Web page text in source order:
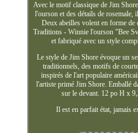
Avec le motif classique de Jim
l'ourson et des détails de rosemale,
Deux abeilles volent en forme
Traditions - Winnie l'ourson "Bee
et fabriqué avec un style
Le style de Jim Shore évoque un
traditionnels, des motifs de
inspirés de l'art populaire
l'artiste primé Jim Shore. Emballé
sur le devant. 12 po H x
Il est en parfait état, jamais